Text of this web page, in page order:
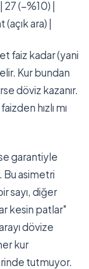
(−%10) |
ara) |
faiz kadar (yani
Kur bundan
döviz kazanır.
hızlı mı
garantiyle
Bu asimetri
sayı, diğer
kesin patlar"
dövize
kur
tutmuyor.